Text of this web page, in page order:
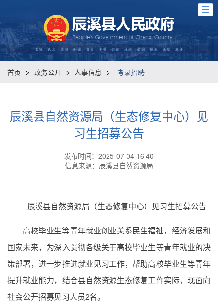
首页 > 政务公开 > 人事信息 > 考录招聘
辰溪县自然资源局（生态修复中心）见
习生招募公告
发布时间：2025-07-04 16:40
信息来源：辰溪县自然资源局
辰溪县自然资源局（生态修复中心）见习生招募公告
高校毕业生等青年就业创业关系民生福祉，经济发展和
国家未来，为深入贯彻各级关于高校毕业生等青年就业的决
策部署，进一步推进就业见习工作，帮助高校毕业生等青年
提升就业能力，结合县自然资源生态修复工作实际，现面向
社会公开招募见习人员2名。